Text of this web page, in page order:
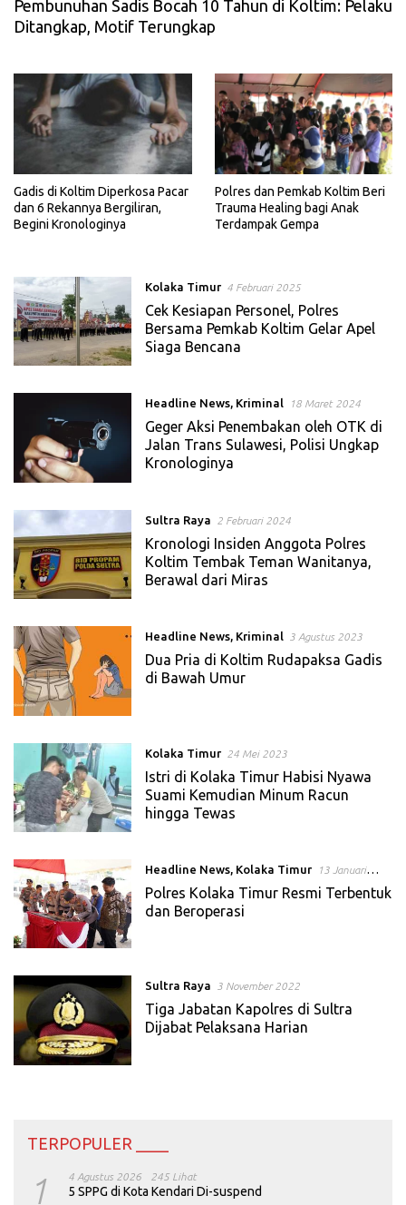
Pembunuhan Sadis Bocah 10 Tahun di Koltim: Pelaku
Ditangkap, Motif Terungkap
Gadis di Koltim Diperkosa Pacar
dan 6 Rekannya Bergiliran,
Begini Kronologinya
Polres dan Pemkab Koltim Beri
Trauma Healing bagi Anak
Terdampak Gempa
Kolaka Timur 4 Februari 2025
Cek Kesiapan Personel, Polres
Bersama Pemkab Koltim Gelar Apel
Siaga Bencana
Headline News, Kriminal 18 Maret 2024
Geger Aksi Penembakan oleh OTK di
Jalan Trans Sulawesi, Polisi Ungkap
Kronologinya
Sultra Raya 2 Februari 2024
Kronologi Insiden Anggota Polres
Koltim Tembak Teman Wanitanya,
Berawal dari Miras
Headline News, Kriminal 3 Agustus 2023
Dua Pria di Koltim Rudapaksa Gadis
di Bawah Umur
Kolaka Timur 24 Mei 2023
Istri di Kolaka Timur Habisi Nyawa
Suami Kemudian Minum Racun
hingga Tewas
Headline News, Kolaka Timur
13 Januari
2023
Polres Kolaka Timur Resmi Terbentuk
dan Beroperasi
Sultra Raya 3 November 2022
Tiga Jabatan Kapolres di Sultra
Dijabat Pelaksana Harian
TERPOPULER ____
1 4 Agustus 2026 245 Lihat
5 SPPG di Kota Kendari Di-suspend